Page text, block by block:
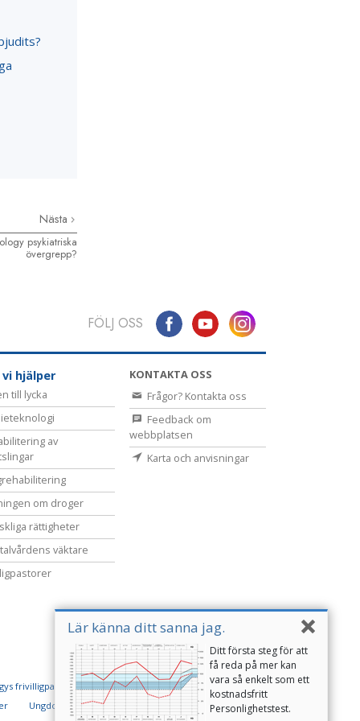
Nästa
psykiatriska
övergrepp?
Lär känna ditt sanna jag.
Ditt första steg för att
få reda på mer kan
vara så enkelt som ett
kostnadsfritt
Personlighetstest.
FÖLJ OSS
vi hjälper
till lycka
av
om droger
rättigheter
väktare
KONTAKTA OSS
Frågor? Kontakta oss
Feedback om
webbplatsen
Karta och anvisningar
frivilligpastorer
Ungdomar för mänskliga rättigheter